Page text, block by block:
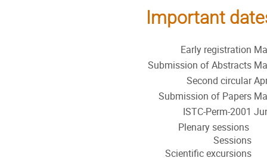
Important
Early registration
Submission of Abstracts
Second circular
Submission of Papers
ISTC-Perm-2001
Plenary sessions
Sessions
Scientific excursions